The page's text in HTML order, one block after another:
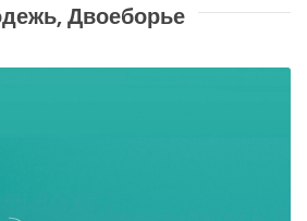
Двоеборье